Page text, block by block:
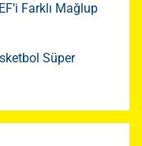
Farklı Mağlup
Süper